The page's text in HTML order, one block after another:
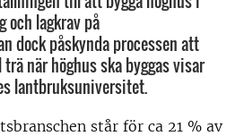
och lagkrav på
dock påskynda processen att
när höghus ska byggas visar
lantbruksuniversitet.
står för ca 21 % av